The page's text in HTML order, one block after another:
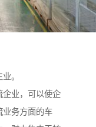
。
企业，可以使企
业务方面的车